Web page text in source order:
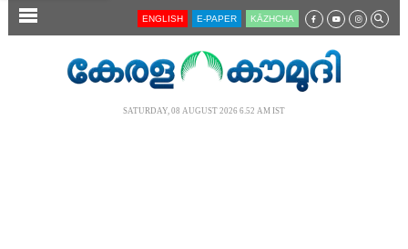
SECTIONS ENGLISH E-PAPER KĀZHCHA
SATURDAY, 08 AUGUST 2026 6.52 AM IST